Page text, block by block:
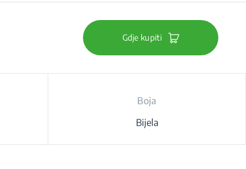
Gdje kupiti
Boja
Bijela